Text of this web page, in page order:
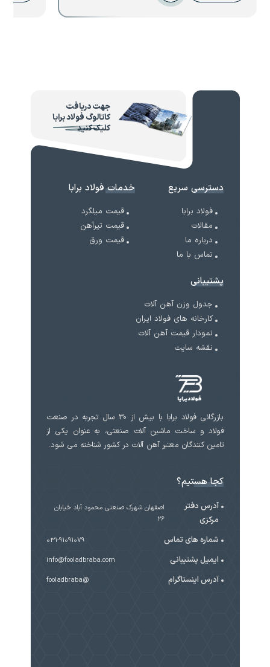
جهت دریافت
کاتالوگ فولاد برابا
کلیک کنید
دسترسی سریع
فولاد برابا
مقالات
درباره ما
تماس با ما
خدمات فولاد برابا
قیمت میلگرد
قیمت تیرآهن
قیمت ورق
پشتیبانی
جدول وزن آهن آلات
کارخانه های فولاد ایران
نمودار قیمت آهن آلات
نقشه سایت
بازرگانی فولاد برابا با بیش از 30 سال تجربه در صنعت
فولاد و ساخت ماشین آلات صنعتی، به عنوان یکی از
تامین کنندگان معتبر آهن آلات در کشور شناخته می شود.
کجا هستیم؟
آدرس دفتر
مرکزی
اصفهان شهرک صنعتی محمود آباد خیابان
۲۶
شماره های تماس 031-91091079
ایمیل پشتیبانی info@fooladbraba.com
آدرس اینستاگرام @fooladbraba